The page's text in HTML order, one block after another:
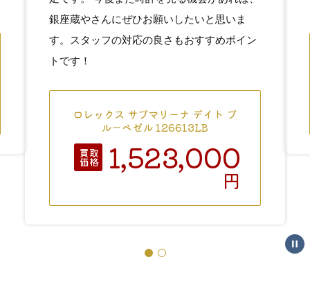
銀座蔵やさんにぜひお願いしたいと思いま
す。スタッフの対応の良さもおすすめポイン
トです！
ロレックス サブマリーナ デイト ブ
ルーベゼル 126613LB
買取
価格 1,523,000
円